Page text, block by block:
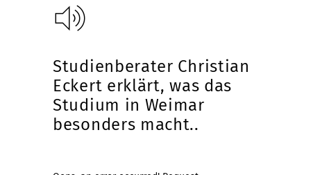
Studienberater Christian
Eckert erklärt, was das
Studium in Weimar
besonders macht..